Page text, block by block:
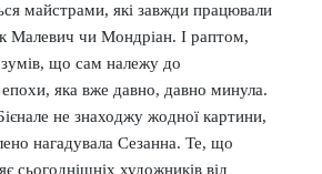
майстрами, які завжди працювали
Малевич чи Мондріан. І раптом,
що сам належу до
епохи, яка вже давно, давно минула.
не знаходжу жодної картини,
нагадувала Сезанна. Те, що
сьогоднішніх художників від